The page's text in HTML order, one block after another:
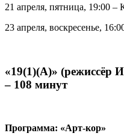
21 апреля, пятница, 19:00
23 апреля, воскресенье,
«19(1)(A)» (режиссёр
– 108 минут
Программа: «Арт-кор»